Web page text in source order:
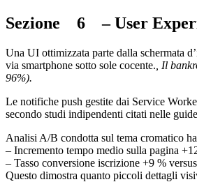
Sezione 6 – User
Una UI ottimizzata parte dalla schermata
via smartphone sotto sole cocente. , Il
96%).
Le notifiche push gestite dai Service
secondo studi indipendenti citati nelle
Analisi A/B condotta sul tema cromatico
– Incremento tempo medio sulla pagina
– Tasso conversione iscrizione +9 %
Questo dimostra quanto piccoli dettagli